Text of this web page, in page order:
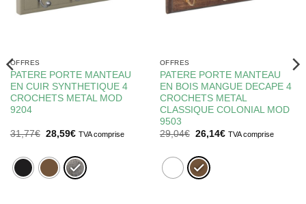
OFFRES
PATERE PORTE MANTEAU
EN CUIR SYNTHETIQUE 4
CROCHETS METAL MOD
9204
31,77€ Le
était :
31,77€.
28,59€Le
est :
28,59€.
TVA comprise
OFFRES
PATERE PORTE MANTEAU
EN BOIS MANGUE DECAPE 4
CROCHETS METAL
CLASSIQUE COLONIAL MOD
9503
29,04€ Le
était :
29,04€.
26,14€Le
TVA comprise